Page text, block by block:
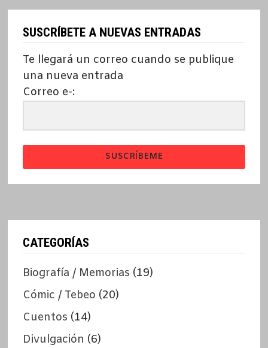
SUSCRÍBETE A NUEVAS ENTRADAS
Te llegará un correo cuando se publique
una nueva entrada
Correo e-:
SUSCRÍBEME
CATEGORÍAS
Biografía / Memorias (19)
Cómic / Tebeo (20)
Cuentos (14)
Divulgación (6)